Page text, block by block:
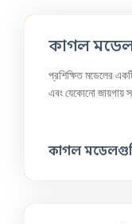
কাগল
প্রশিক্ষিত মডেলের
এবং যেকোনো জায়গায়
কাগল